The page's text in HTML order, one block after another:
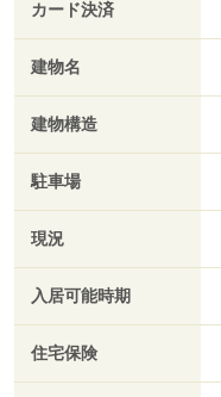
カード決済
建物名
建物構造
駐車場
現況
入居可能時期
住宅保険